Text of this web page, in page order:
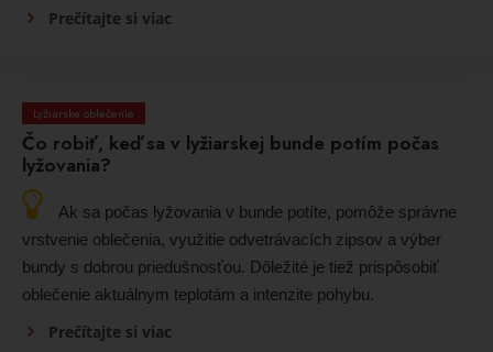
Prečítajte si viac
Lyžiarske oblečenie
Čo robiť, keď sa v lyžiarskej bunde potím počas
lyžovania?
Ak sa počas lyžovania v bunde potíte, pomôže správne
vrstvenie oblečenia, využitie odvetrávacích zipsov a výber
bundy s dobrou priedušnosťou. Dôležité je tiež prispôsobiť
oblečenie aktuálnym teplotám a intenzite pohybu.
Prečítajte si viac